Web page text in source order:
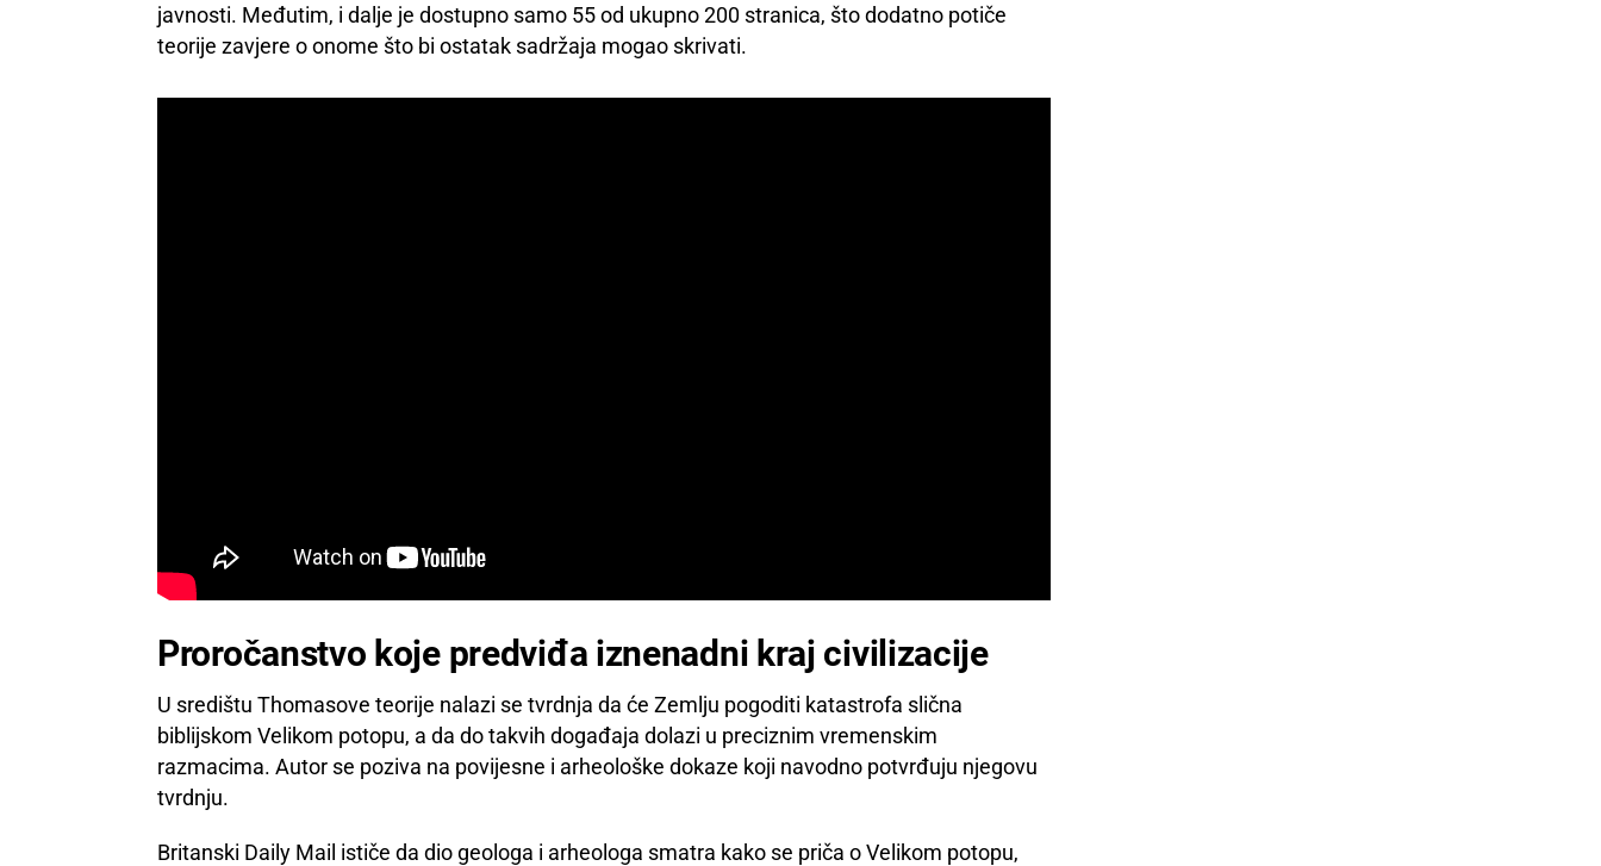
javnosti. Međutim, i dalje je dostupno samo 55 od ukupno 200 stranica, što dodatno potiče
teorije zavjere o onome što bi ostatak sadržaja mogao skrivati.
Proročanstvo koje predviđa iznenadni kraj civilizacije
U središtu Thomasove teorije nalazi se tvrdnja da će Zemlju pogoditi katastrofa slična
biblijskom Velikom potopu, a da do takvih događaja dolazi u preciznim vremenskim
razmacima. Autor se poziva na povijesne i arheološke dokaze koji navodno potvrđuju njegovu
tvrdnju.
Britanski Daily Mail ističe da dio geologa i arheologa smatra kako se priča o Velikom potopu,